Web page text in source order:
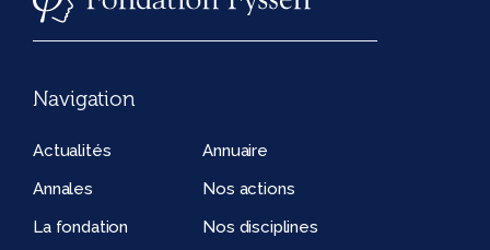
Navigation
Actualités
Annuaire
Annales
Nos actions
La fondation
Nos disciplines